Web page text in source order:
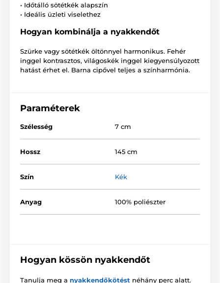
• Időtálló sötétkék alapszín
• Ideális üzleti viselethez
Hogyan kombinálja a nyakkendőt
Szürke vagy sötétkék öltönnyel harmonikus. Fehér
inggel kontrasztos, világoskék inggel kiegyensúlyozott
hatást érhet el. Barna cipővel teljes a színharmónia.
Paraméterek
Szélesség 7 cm
Hossz 145 cm
Szín Kék
Anyag 100% poliészter
Hogyan kössön nyakkendőt
Tanulja meg a nyakkendőkötést néhány perc alatt.